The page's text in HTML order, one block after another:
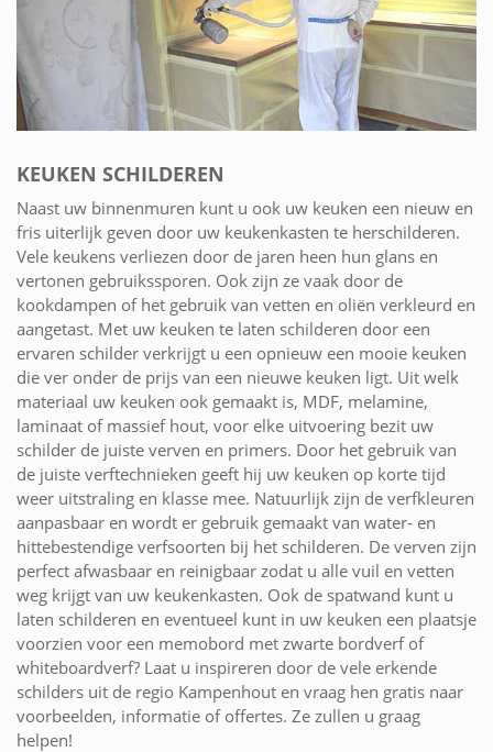
KEUKEN SCHILDEREN
Naast uw binnenmuren kunt u ook uw keuken een nieuw en
fris uiterlijk geven door uw keukenkasten te herschilderen.
Vele keukens verliezen door de jaren heen hun glans en
vertonen gebruikssporen. Ook zijn ze vaak door de
kookdampen of het gebruik van vetten en oliën verkleurd en
aangetast. Met uw keuken te laten schilderen door een
ervaren schilder verkrijgt u een opnieuw een mooie keuken
die ver onder de prijs van een nieuwe keuken ligt. Uit welk
materiaal uw keuken ook gemaakt is, MDF, melamine,
laminaat of massief hout, voor elke uitvoering bezit uw
schilder de juiste verven en primers. Door het gebruik van
de juiste verftechnieken geeft hij uw keuken op korte tijd
weer uitstraling en klasse mee. Natuurlijk zijn de verfkleuren
aanpasbaar en wordt er gebruik gemaakt van water- en
hittebestendige verfsoorten bij het schilderen. De verven zijn
perfect afwasbaar en reinigbaar zodat u alle vuil en vetten
weg krijgt van uw keukenkasten. Ook de spatwand kunt u
laten schilderen en eventueel kunt in uw keuken een plaatsje
voorzien voor een memobord met zwarte bordverf of
whiteboardverf? Laat u inspireren door de vele erkende
schilders uit de regio Kampenhout en vraag hen gratis naar
voorbeelden, informatie of offertes. Ze zullen u graag
helpen!